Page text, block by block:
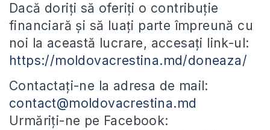
Dacă doriți să oferiți o contribuție
financiară și să luați parte împreună cu
noi la această lucrare, accesați link-ul:
https://moldovacrestina.md/doneaza/
Contactați-ne la adresa de mail:
contact@moldovacrestina.md
Urmăriți-ne pe Facebook: